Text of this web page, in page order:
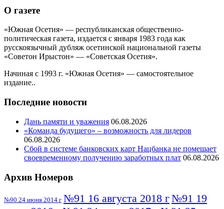
О газете
«Южная Осетия» — республиканская общественно-
политическая газета, издается с января 1983 года как
русскоязычный дубляж осетинской национальной газеты
«Советон Ирыстон» — «Советская Осетия».
Начиная с 1993 г. «Южная Осетия» — самостоятельное
издание..
Последние новости
Дань памяти и уважения 06.08.2026
«Команда будущего» – возможность для лидеров
06.08.2026
Сбой в системе банковских карт Нацбанка не помешает
своевременному получению заработных плат 06.08.2026
Архив Номеров
№90 24 июня 2014 г №91 16 августа 2018 г№91 19